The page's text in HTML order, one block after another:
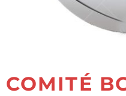
COMITÉ